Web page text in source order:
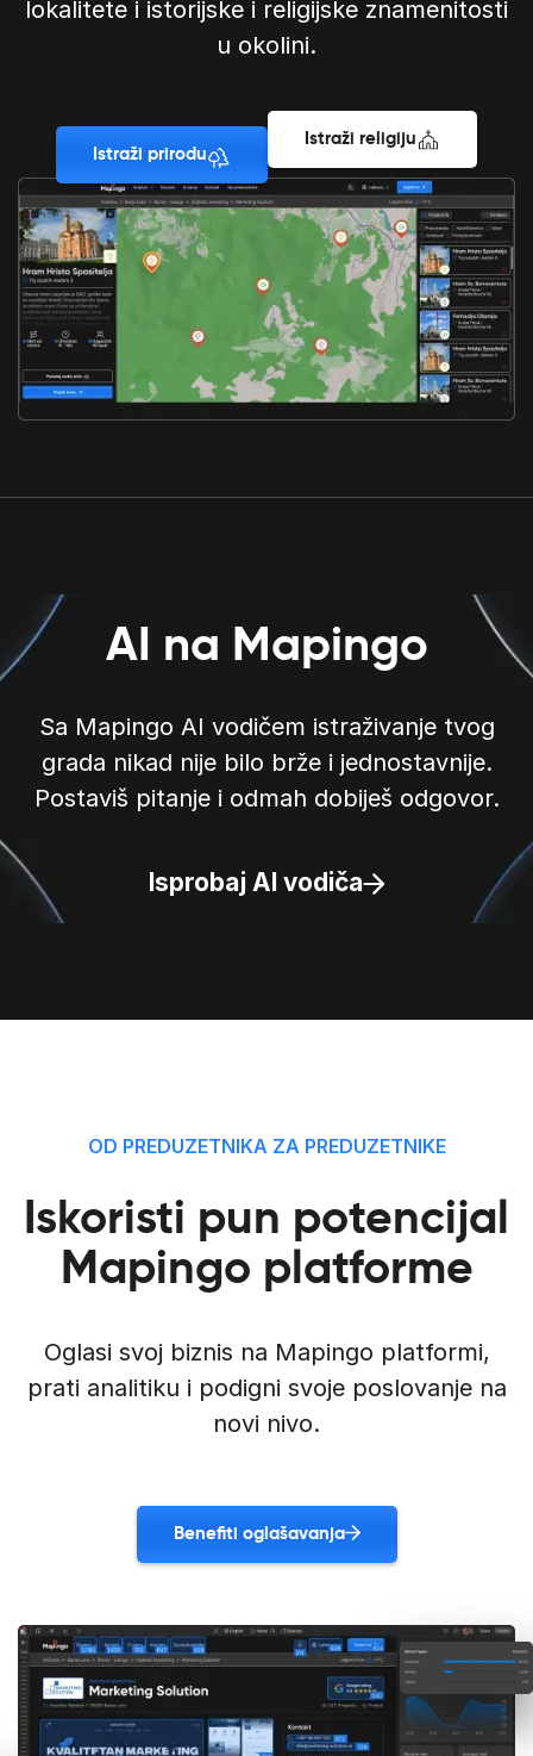
lokalitete i istorijske i religijske znamenitosti
u okolini.
Istraži prirodu
Istraži religiju
AI na Mapingo
Sa Mapingo AI vodičem istraživanje tvog
grada nikad nije bilo brže i jednostavnije.
Postaviš pitanje i odmah dobiješ odgovor.
Isprobaj AI vodiča
OD PREDUZETNIKA ZA PREDUZETNIKE
Iskoristi pun potencijal
Mapingo platforme
Oglasi svoj biznis na Mapingo platformi,
prati analitiku i podigni svoje poslovanje na
novi nivo.
Benefiti oglašavanja